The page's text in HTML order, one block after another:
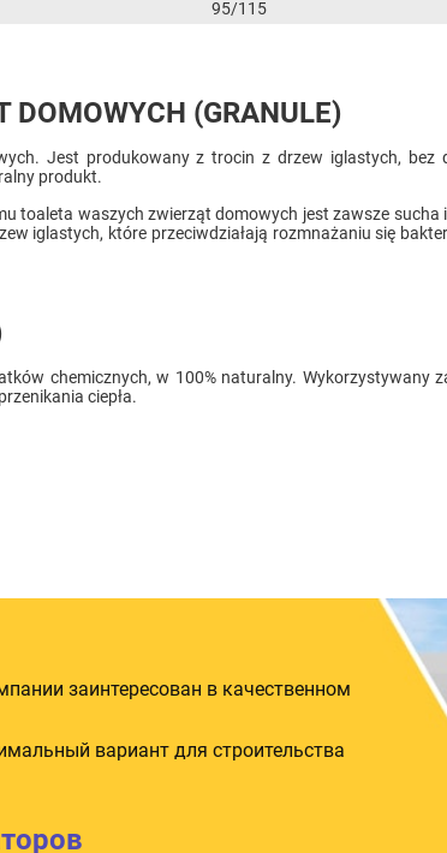
95/115
DOMOWYCH (GRANULE)
Jest produkowany z trocin z drzew iglastych, bez
produkt.
toaleta waszych zwierząt domowych jest zawsze
iglastych, które przeciwdziałają rozmnażaniu się
chemicznych, w 100% naturalny. Wykorzystywany
ciepła.
заинтересован в качественном
вариант для строительства